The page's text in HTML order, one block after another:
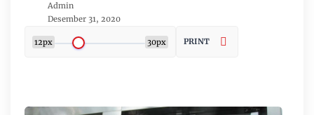
Admin
Desember 31, 2020
12px 30px PRINT